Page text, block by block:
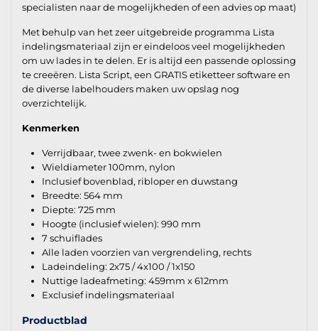
specialisten naar de mogelijkheden of een advies op maat)
Met behulp van het zeer uitgebreide programma Lista
indelingsmateriaal zijn er eindeloos veel mogelijkheden
om uw lades in te delen. Er is altijd een passende oplossing
te creeëren. Lista Script, een GRATIS etiketteer software en
de diverse labelhouders maken uw opslag nog
overzichtelijk.
Kenmerken
Verrijdbaar, twee zwenk- en bokwielen
Wieldiameter 100mm, nylon
Inclusief bovenblad, ribloper en duwstang
Breedte: 564 mm
Diepte: 725 mm
Hoogte (inclusief wielen): 990 mm
7 schuiflades
Alle laden voorzien van vergrendeling, rechts
Ladeindeling: 2x75 / 4x100 / 1x150
Nuttige ladeafmeting: 459mm x 612mm
Exclusief indelingsmateriaal
Productblad